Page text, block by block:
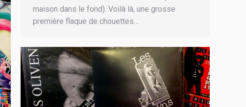
maison dans le fond). Voilà là, une grosse
première flaque de chouettes…